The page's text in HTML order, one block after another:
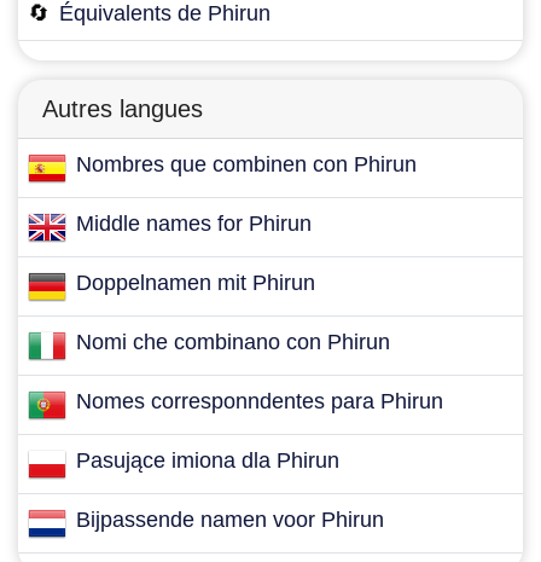
🔄 Équivalents de Phirun
Autres langues
Nombres que combinen con Phirun
Middle names for Phirun
Doppelnamen mit Phirun
Nomi che combinano con Phirun
Nomes corresponndentes para Phirun
Pasujące imiona dla Phirun
Bijpassende namen voor Phirun